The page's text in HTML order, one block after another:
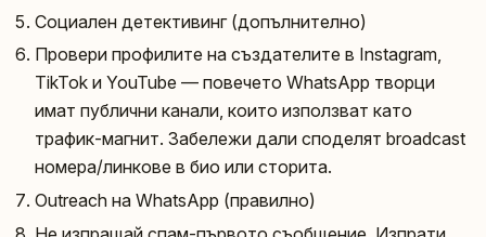
Социален детективинг (допълнително)
Провери профилите на създателите в Instagram,
TikTok и YouTube — повечето WhatsApp творци
имат публични канали, които използват като
трафик-магнит. Забележи дали споделят broadcast
номера/линкове в био или сторита.
Outreach на WhatsApp (правилно)